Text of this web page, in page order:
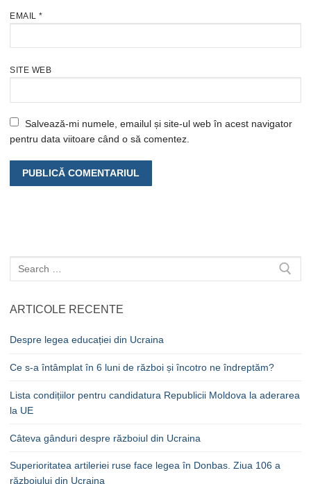
EMAIL *
SITE WEB
Salvează-mi numele, emailul și site-ul web în acest navigator
pentru data viitoare când o să comentez.
Caută
după:
ARTICOLE RECENTE
Despre legea educației din Ucraina
Ce s-a întâmplat în 6 luni de război și încotro ne îndreptăm?
Lista condițiilor pentru candidatura Republicii Moldova la aderarea
la UE
Câteva gânduri despre războiul din Ucraina
Superioritatea artileriei ruse face legea în Donbas. Ziua 106 a
războiului din Ucraina